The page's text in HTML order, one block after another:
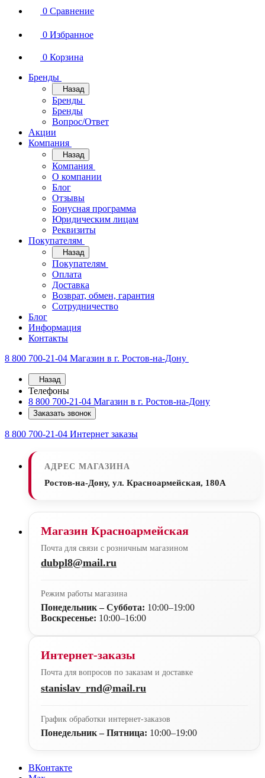
0 Сравнение
0 Избранное
0 Корзина
Бренды
Назад
Бренды
Бренды
Вопрос/Ответ
Акции
Компания
Назад
Компания
О компании
Блог
Отзывы
Бонусная программа
Юридическим лицам
Реквизиты
Покупателям
Назад
Покупателям
Оплата
Доставка
Возврат, обмен, гарантия
Сотрудничество
Блог
Информация
Контакты
8 800 700-21-04 Магазин в г. Ростов-на-Дону
Назад
Телефоны
8 800 700-21-04 Магазин в г. Ростов-на-Дону
Заказать звонок
8 800 700-21-04 Интернет заказы
АДРЕС МАГАЗИНА
Ростов-на-Дону, ул. Красноармейская, 180А
Магазин Красноармейская
Почта для связи с розничным магазином
dubpl8@mail.ru
Режим работы магазина
Понедельник – Суббота: 10:00–19:00
Воскресенье: 10:00–16:00
Интернет-заказы
Почта для вопросов по заказам и доставке
stanislav_rnd@mail.ru
График обработки интернет-заказов
Понедельник – Пятница: 10:00–19:00
ВКонтакте